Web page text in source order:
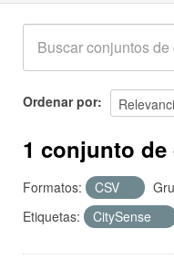
Ordenar por
1 conjunto
Formatos: CSV
Etiquetas:
CitySense